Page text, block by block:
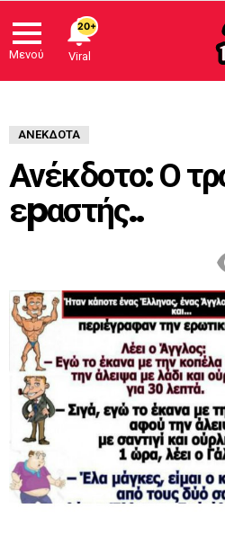
Μενού
ΑΝΈΚΔΟΤΑ
Ανέκδοτο: Ο
εpαστής..
20+
Viral